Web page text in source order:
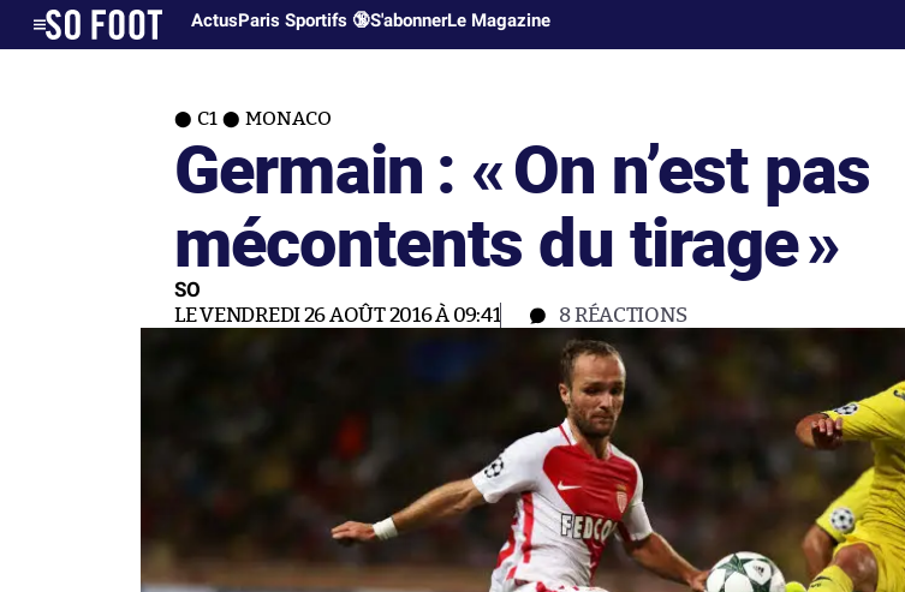
ActusParis Sportifs 🔞S'abonnerLe Magazine
C1 MONACO
Germain : «On n’est pas
mécontents du tirage»
SO
LE VENDREDI 26 AOÛT 2016 À 09:41 8RÉACTIONS